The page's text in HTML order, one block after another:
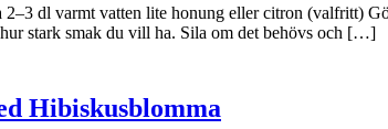
dl varmt vatten lite honung eller citron (valfritt)
stark smak du vill ha. Sila om det behövs och […]
Hibiskusblomma